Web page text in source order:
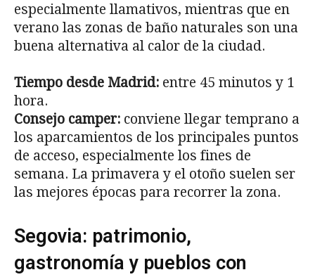
especialmente llamativos, mientras que en
verano las zonas de baño naturales son una
buena alternativa al calor de la ciudad.
Tiempo desde Madrid: entre 45 minutos y 1
hora.
Consejo camper: conviene llegar temprano a
los aparcamientos de los principales puntos
de acceso, especialmente los fines de
semana. La primavera y el otoño suelen ser
las mejores épocas para recorrer la zona.
Segovia: patrimonio,
gastronomía y pueblos con